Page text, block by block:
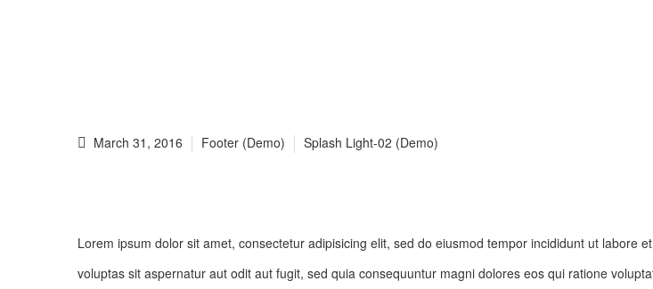
March 31, 2016 Footer (Demo) Splash Light-02 (Demo)
Lorem ipsum dolor sit amet, consectetur adipisicing elit, sed do eiusmod tempor incididunt ut labore
voluptas sit aspernatur aut odit aut fugit, sed quia consequuntur magni dolores eos qui ratione